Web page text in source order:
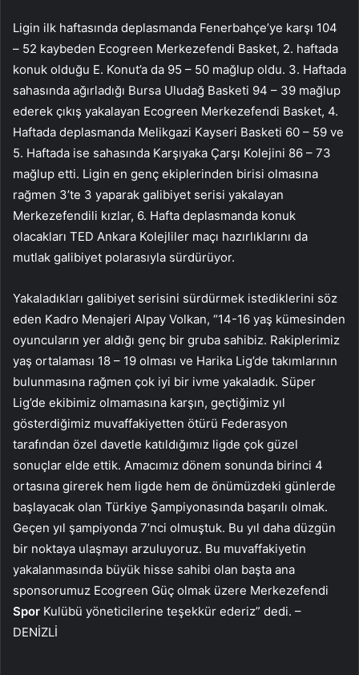
Ligin ilk haftasında deplasmanda Fenerbahçe’ye karşı 104
– 52 kaybeden Ecogreen Merkezefendi Basket, 2. haftada
konuk olduğu E. Konut’a da 95 – 50 mağlup oldu. 3. Haftada
sahasında ağırladığı Bursa Uludağ Basketi 94 – 39 mağlup
ederek çıkış yakalayan Ecogreen Merkezefendi Basket, 4.
Haftada deplasmanda Melikgazi Kayseri Basketi 60 – 59 ve
5. Haftada ise sahasında Karşıyaka Çarşı Kolejini 86 – 73
mağlup etti. Ligin en genç ekiplerinden birisi olmasına
rağmen 3’te 3 yaparak galibiyet serisi yakalayan
Merkezefendili kızlar, 6. Hafta deplasmanda konuk
olacakları TED Ankara Kolejliler maçı hazırlıklarını da
mutlak galibiyet polarasıyla sürdürüyor.
Yakaladıkları galibiyet serisini sürdürmek istediklerini söz
eden Kadro Menajeri Alpay Volkan, “14-16 yaş kümesinden
oyuncuların yer aldığı genç bir gruba sahibiz. Rakiplerimiz
yaş ortalaması 18 – 19 olması ve Harika Lig’de takımlarının
bulunmasına rağmen çok iyi bir ivme yakaladık. Süper
Lig’de ekibimiz olmamasına karşın, geçtiğimiz yıl
gösterdiğimiz muvaffakiyetten ötürü Federasyon
tarafından özel davetle katıldığımız ligde çok güzel
sonuçlar elde ettik. Amacımız dönem sonunda birinci 4
ortasına girerek hem ligde hem de önümüzdeki günlerde
başlayacak olan Türkiye Şampiyonasında başarılı olmak.
Geçen yıl şampiyonda 7’nci olmuştuk. Bu yıl daha düzgün
bir noktaya ulaşmayı arzuluyoruz. Bu muvaffakiyetin
yakalanmasında büyük hisse sahibi olan başta ana
sponsorumuz Ecogreen Güç olmak üzere Merkezefendi
Spor Kulübü yöneticilerine teşekkür ederiz” dedi. –
DENİZLİ